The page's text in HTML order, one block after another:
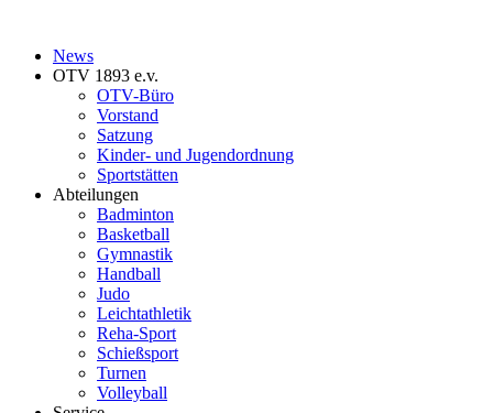
News
OTV 1893 e.v.
OTV-Büro
Vorstand
Satzung
Kinder- und Jugendordnung
Sportstätten
Abteilungen
Badminton
Basketball
Gymnastik
Handball
Judo
Leichtathletik
Reha-Sport
Schießsport
Turnen
Volleyball